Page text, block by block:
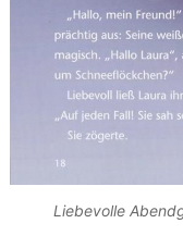
Liebevolle